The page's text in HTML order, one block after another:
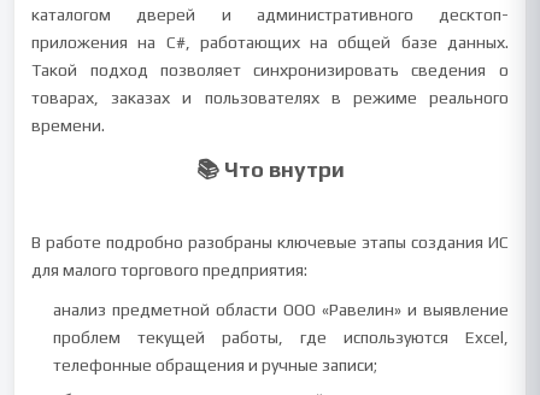
каталогом дверей и административного десктоп-
приложения на C#, работающих на общей базе данных.
Такой подход позволяет синхронизировать сведения о
товарах, заказах и пользователях в режиме реального
времени.
📚 Что внутри
В работе подробно разобраны ключевые этапы создания ИС
для малого торгового предприятия:
анализ предметной области ООО «Равелин» и выявление
проблем текущей работы, где используются Excel,
телефонные обращения и ручные записи;